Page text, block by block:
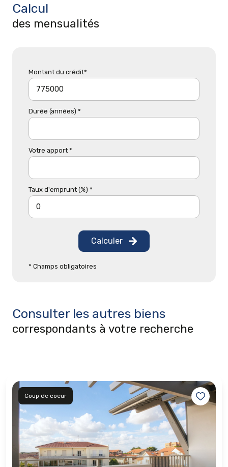
Calcul
des mensualités
Montant du crédit*
Durée (années) *
Votre apport *
Taux d'emprunt (%) *
Calculer
* Champs obligatoires
Consulter les autres biens
correspondants à votre recherche
Coup de coeur